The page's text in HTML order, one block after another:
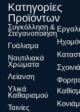
Κατηγορίες
Προϊόντων
Συγκόλληση &
Στεγανοποίηση
Γυάλισμα
Ναυτιλιακά
Χρώματα
Λείανση
Υλικά
Καθαρισμού
Ταινίες
Σχοινιά